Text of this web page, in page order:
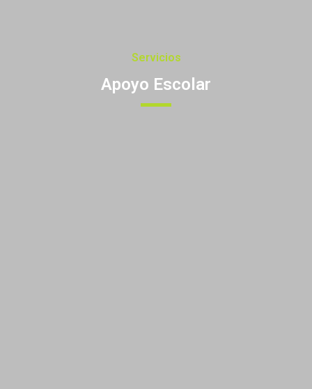
Servicios
Apoyo Escolar